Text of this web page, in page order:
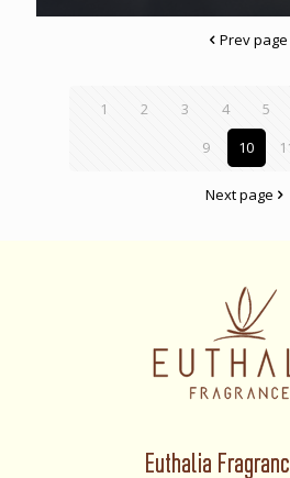
Prev page
1 2 3 4 5
9
10
Next page
Euthalia